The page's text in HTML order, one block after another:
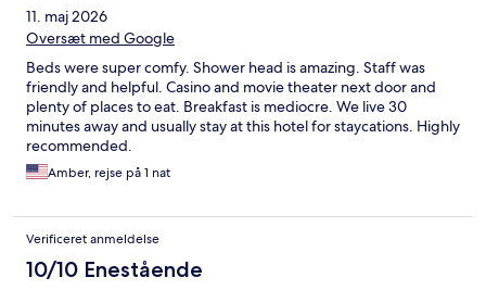
11. maj 2026
Oversæt med Google
Beds were super comfy. Shower head is amazing. Staff was
friendly and helpful. Casino and movie theater next door and
plenty of places to eat. Breakfast is mediocre. We live 30
minutes away and usually stay at this hotel for staycations. Highly
recommended.
Amber, rejse på 1 nat
Verificeret anmeldelse
10/10 Enestående